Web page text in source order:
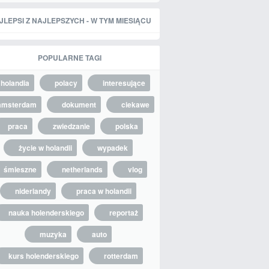
Z NAJLEPSZYCH - W TYM MIESIĄCU
POPULARNE TAGI
holandia polacy
interesujące
dokument
ciekawe
praca
zwiedzanie
polska
życie w holandii
wypadek
śmieszne
netherlands
vlog
niderlandy
praca w holandii
nauka holenderskiego
reportaż
muzyka
auto
kurs holenderskiego
rotterdam